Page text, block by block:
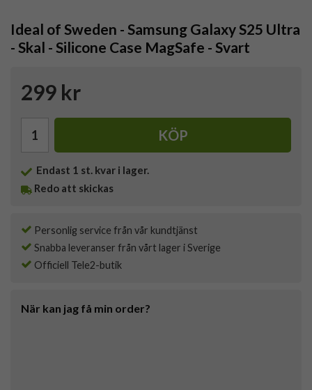
Ideal of Sweden - Samsung Galaxy S25 Ultra
- Skal - Silicone Case MagSafe - Svart
299 kr
KÖP
Endast 1 st. kvar i lager.
Redo att skickas
Personlig service från vår kundtjänst
Snabba leveranser från vårt lager i Sverige
Officiell Tele2-butik
När kan jag få min order?